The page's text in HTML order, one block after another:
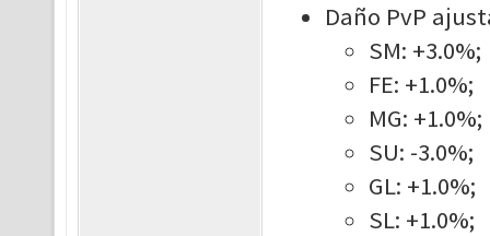
Daño PvP
SM: +3.0%;
FE: +1.0%;
MG: +1.0%;
SU: -3.0%;
GL: +1.0%;
SL: +1.0%;